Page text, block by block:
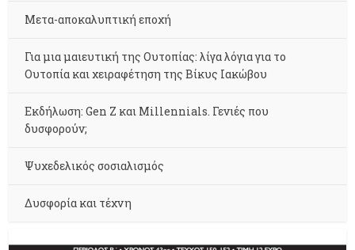
Μετα-αποκαλυπτική εποχή
Για μια μαιευτική της Ουτοπίας: λίγα λόγια για το
Ουτοπία και χειραφέτηση της Βίκυς Ιακώβου
Εκδήλωση: Gen Z και Millennials. Γενιές που
δυσφορούν;
Ψυχεδελικός σοσιαλισμός
Δυσφορία και τέχνη